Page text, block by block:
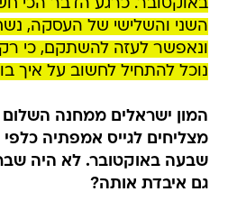
באוקטובר. כרגע הדבר הכי
השני והשלישי של העסקה,
ונאפשר לעזה להשתקם, כי
נוכל להתחיל לחשוב על איך
המון ישראלים ממחנה
מצליחים לגייס אמפתיה
שבעה באוקטובר. לא היה
גם איבדת אותה?